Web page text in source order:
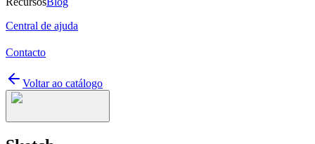
Central de ajuda
Contacto
Voltar ao catálogo